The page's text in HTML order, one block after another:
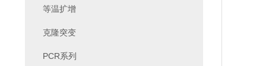
等温扩增
克隆突变
PCR系列